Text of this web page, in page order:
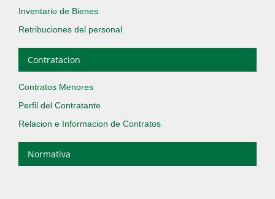
Inventario de Bienes
Retribuciones del personal
Contratacion
Contratos Menores
Perfil del Contratante
Relacion e Informacion de Contratos
Normativa